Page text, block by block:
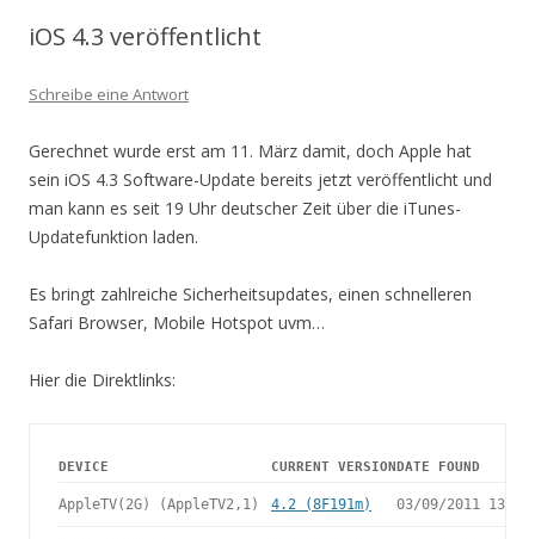
iOS 4.3 veröffentlicht
Schreibe eine Antwort
Gerechnet wurde erst am 11. März damit, doch Apple hat
sein iOS 4.3 Software-Update bereits jetzt veröffentlicht und
man kann es seit 19 Uhr deutscher Zeit über die iTunes-
Updatefunktion laden.
Es bringt zahlreiche Sicherheitsupdates, einen schnelleren
Safari Browser, Mobile Hotspot uvm…
Hier die Direktlinks:
DEVICE CURRENT VERSIONDATE FOUND
AppleTV(2G) (AppleTV2,1) 4.2 (8F191m) 03/09/2011